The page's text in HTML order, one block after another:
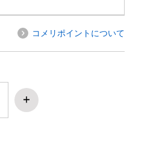
コメリポイントについて